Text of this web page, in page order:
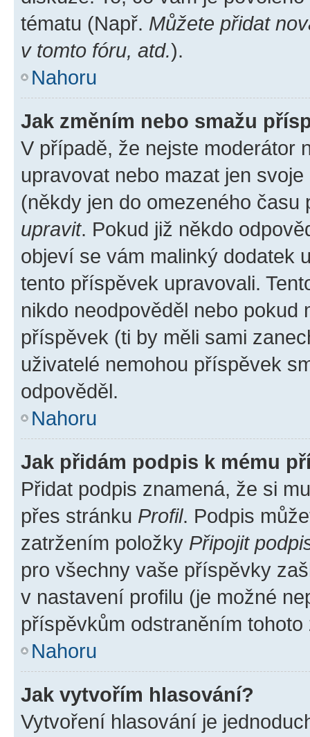
tématu (Např. Můžete přidat
v tomto fóru, atd.).
Nahoru
Jak změním nebo smažu
V případě, že nejste moderátor
upravovat nebo mazat jen
(někdy jen do omezeného
upravit. Pokud již někdo
objeví se vám malinký dodatek
tento příspěvek upravovali.
nikdo neodpověděl nebo pokud
příspěvek (ti by měli sami
uživatelé nemohou příspěvek
odpověděl.
Nahoru
Jak přidám podpis k mému
Přidat podpis znamená, že si
přes stránku Profil. Podpis
zatržením položky Připojit
pro všechny vaše příspěvky
v nastavení profilu (je možné
příspěvkům odstraněním
Nahoru
Jak vytvořím hlasování?
Vytvoření hlasování je